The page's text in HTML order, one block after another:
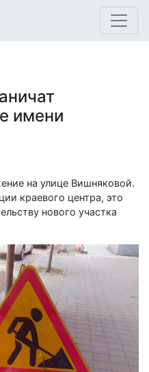
имени
на улице Вишняковой.
краевого центра, это
нового участка